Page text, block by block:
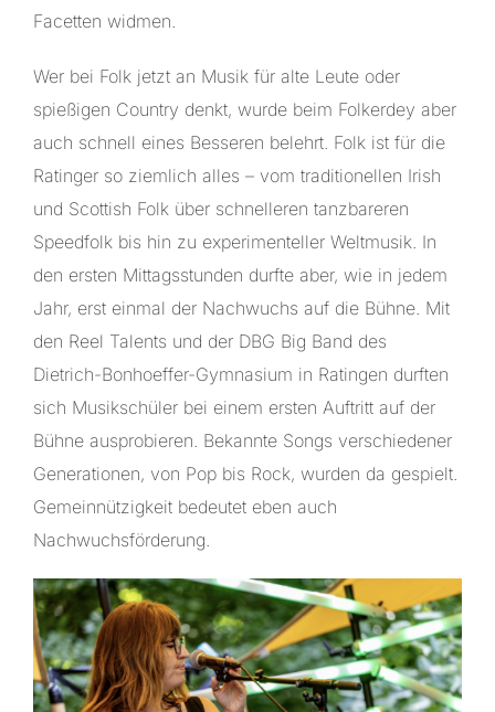
Facetten widmen.
Wer bei Folk jetzt an Musik für alte Leute oder
spießigen Country denkt, wurde beim Folkerdey aber
auch schnell eines Besseren belehrt. Folk ist für die
Ratinger so ziemlich alles – vom traditionellen Irish
und Scottish Folk über schnelleren tanzbareren
Speedfolk bis hin zu experimenteller Weltmusik. In
den ersten Mittagsstunden durfte aber, wie in jedem
Jahr, erst einmal der Nachwuchs auf die Bühne. Mit
den Reel Talents und der DBG Big Band des
Dietrich-Bonhoeffer-Gymnasium in Ratingen durften
sich Musikschüler bei einem ersten Auftritt auf der
Bühne ausprobieren. Bekannte Songs verschiedener
Generationen, von Pop bis Rock, wurden da gespielt.
Gemeinnützigkeit bedeutet eben auch
Nachwuchsförderung.